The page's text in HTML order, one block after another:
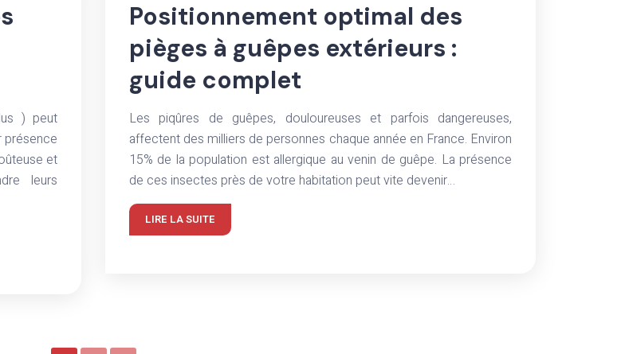
) peut
présence
et
leurs
Positionnement optimal des
pièges à guêpes extérieurs :
guide complet
Les piqûres de guêpes, douloureuses et parfois dangereuses,
affectent des milliers de personnes chaque année en France. Environ
15% de la population est allergique au venin de guêpe. La présence
de ces insectes près de votre habitation peut vite devenir…
LIRE LA SUITE